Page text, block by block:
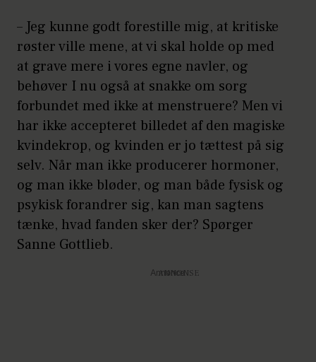
– Jeg kunne godt forestille mig, at kritiske
røster ville mene, at vi skal holde op med
at grave mere i vores egne navler, og
behøver I nu også at snakke om sorg
forbundet med ikke at menstruere? Men vi
har ikke accepteret billedet af den magiske
kvindekrop, og kvinden er jo tættest på sig
selv. Når man ikke producerer hormoner,
og man ikke bløder, og man både fysisk og
psykisk forandrer sig, kan man sagtens
tænke, hvad fanden sker der? Spørger
Sanne Gottlieb.
Annonce